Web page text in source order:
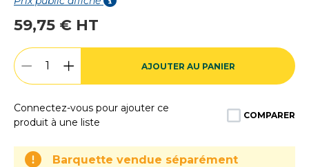
59,75 € HT
AJOUTER AU PANIER
Connectez-vous pour ajouter ce
produit à une liste
COMPARER
Barquette vendue séparément